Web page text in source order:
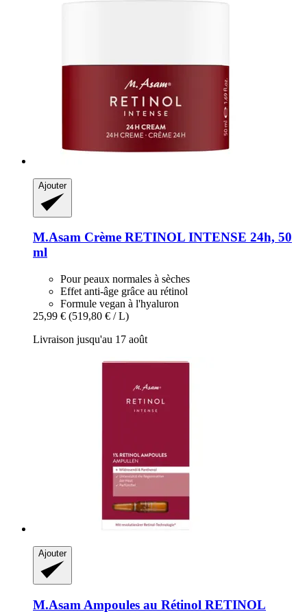
Ajouter
M.Asam Crème RETINOL INTENSE 24h, 50
ml
Pour peaux normales à sèches
Effet anti-âge grâce au rétinol
Formule vegan à l'hyaluron
25,99 € (519,80 € / L)
Livraison jusqu'au 17 août
Ajouter
M.Asam Ampoules au Rétinol RETINOL